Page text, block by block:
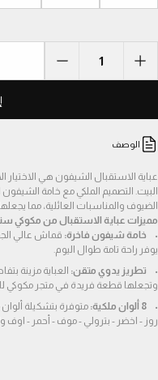
1
الوصف
الضيوف والمناسبات العائلية، مما
مميزات عباية الاستقبال من مكوكي
خامة شيفون فاخرة:
يوفر راحة تامة طوال اليوم.
تطريز يدوي متقن:
وتجعلها قطعة فريدة في متجر مكوكي
8 ألوان ملكية:
روز - اخضر - بترولي - موف - أحمر - اوف